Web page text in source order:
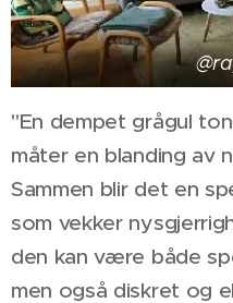
"En dempet grågul
måter en blanding av
Sammen blir det en
som vekker
den kan være både
men også diskret og